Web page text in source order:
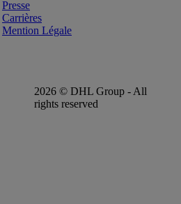
Presse
Carrières
Mention Légale
2026 © DHL Group - All
rights reserved